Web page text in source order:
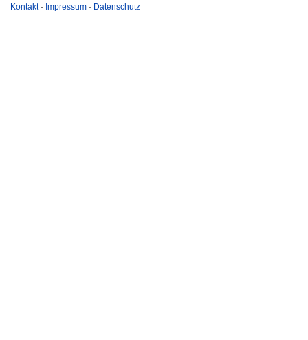
Kontakt- Impressum - Datenschutz